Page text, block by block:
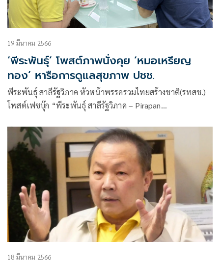
19 มีนาคม 2566
‘พีระพันธุ์’ โพสต์ภาพนั่งคุย ‘หมอเหรียญ
ทอง’ หารือการดูแลสุขภาพ ปชช.
พีระพันธุ์ สาลีรัฐวิภาค หัวหน้าพรรครวมไทยสร้างชาติ(รทสช.)
โพสต์เฟซบุ๊ก “พีระพันธุ์ สาลีรัฐวิภาค – Pirapan
แน่นหนา ผู้อำนวยการโรงพยาบาลมงกุฎวัฒนะ
18 มีนาคม 2566